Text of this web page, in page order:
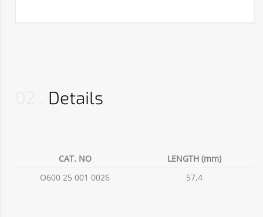
Details
CAT. NO
LENGTH (mm)
O600 25 001 0026
57,4